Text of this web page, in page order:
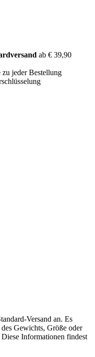
ab € 39,90
zu jeder Bestellung
Versand an. Es
Gewichts, Größe oder
Informationen findest